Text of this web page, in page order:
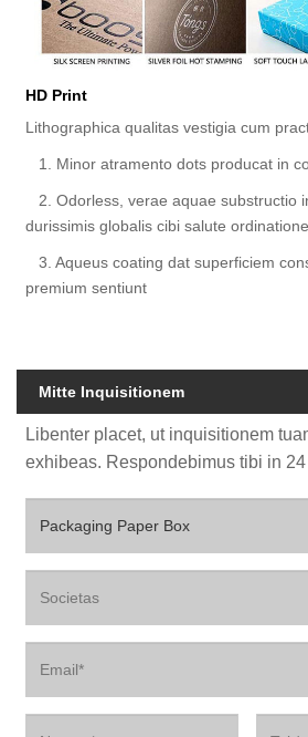
HD Print
Lithographica qualitas vestigia cum
1. Minor atramento dots producat in
2. Odorless, verae aquae substructio
durissimis globalis cibi salute
3. Aqueus coating dat superficiem
premium sentiunt
Mitte Inquisitionem
Libenter placet, ut inquisitionem
exhibeas. Respondebimus tibi in 24